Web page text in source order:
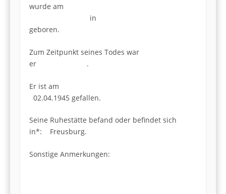
wurde am
in
geboren.
Zum Zeitpunkt seines Todes war
er .
Er ist am
02.04.1945 gefallen.
Seine Ruhestätte befand oder befindet sich
in*: Freusburg.
Sonstige Anmerkungen: